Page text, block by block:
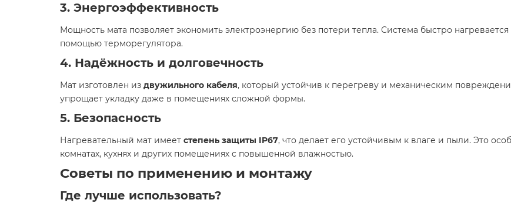
3. Энергоэффективность
Мощность мата позволяет экономить электроэнергию без потери тепла. Система быстро
помощью терморегулятора.
4. Надёжность и долговечность
Мат изготовлен из двужильного кабеля, который устойчив к перегреву и механическим
упрощает укладку даже в помещениях сложной формы.
5. Безопасность
Нагревательный мат имеет степень защиты IP67, что делает его устойчивым к влаге и пыли. Это
комнатах, кухнях и других помещениях с повышенной влажностью.
Советы по применению и монтажу
Где лучше использовать?